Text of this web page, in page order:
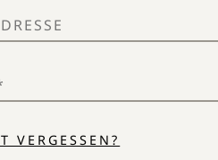
VERGESSEN?